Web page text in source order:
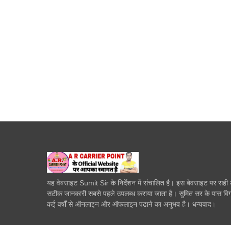
यह वेबसाइट Sumit Sir के निर्देशन में संचालित है। इस बेवसाइट पर
सटीक जानकारी सबसे पहले उपलब्ध कराया जाता है। सुमित सर के पास
कई वर्षों से ऑनलाइन और ऑफलाइन पढाने का अनुभव है। धन्यवाद।